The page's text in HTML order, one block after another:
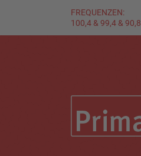
FREQUENZEN:
100,4 & 99,4 & 90,8